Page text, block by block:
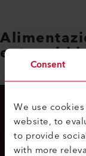
Consent
We use
website, to
to provide
with more
entrambi